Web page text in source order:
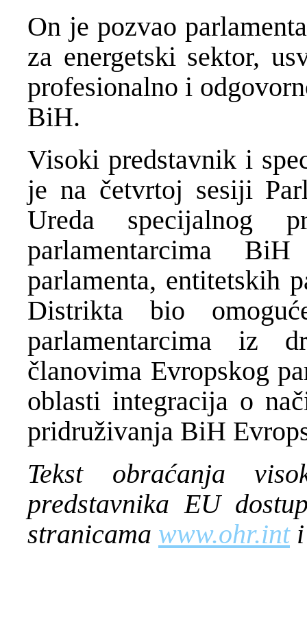
On je pozvao
za energetski sektor,
profesionalno i
BiH.
Visoki predstavnik i
je na četvrtoj sesiji
Ureda specijalnog
parlamentarcima
parlamenta, entitetskih
Distrikta bio
parlamentarcima iz
članovima Evropskog
oblasti integracija o
pridruživanja BiH
Tekst obraćanja
predstavnika EU
stranicama www.ohr.int